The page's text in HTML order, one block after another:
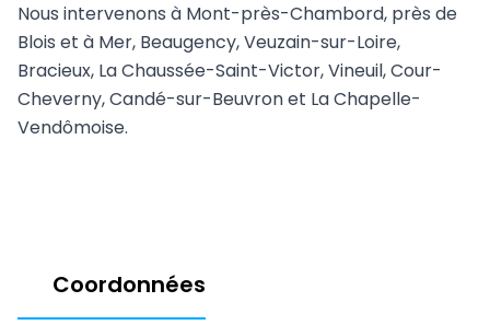
Nous intervenons à Mont-près-Chambord, près de
Blois et à Mer, Beaugency, Veuzain-sur-Loire,
Bracieux, La Chaussée-Saint-Victor, Vineuil, Cour-
Cheverny, Candé-sur-Beuvron et La Chapelle-
Vendômoise.
Coordonnées